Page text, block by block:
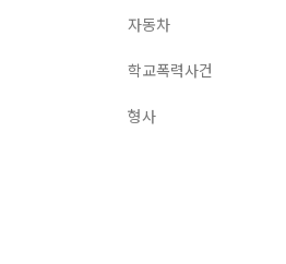
자동차
학교폭력사건
형사